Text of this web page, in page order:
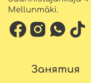
Mellunmäki.
Занятия